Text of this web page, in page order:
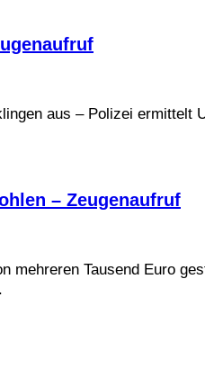
aus – Polizei ermittelt
– Zeugenaufruf
mehreren Tausend Euro